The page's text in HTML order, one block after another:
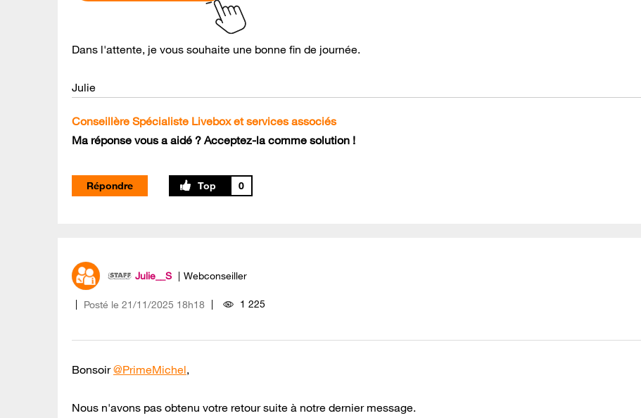
Dans l'attente, je vous souhaite une bonne fin de journée.
Julie
Conseillère Spécialiste Livebox et services associés
Ma réponse vous a aidé ? Acceptez-la comme solution !
Répondre 0
Julie__S Webconseiller
Posté le ‎21/11/2025 18h18 1 225
Bonsoir@PrimeMichel,
Nous n'avons pas obtenu votre retour suite à notre dernier message.